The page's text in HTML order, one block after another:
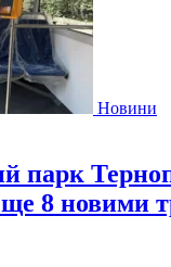
Новини
парк
8 новими